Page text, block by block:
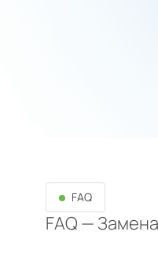
FAQ
FAQ —